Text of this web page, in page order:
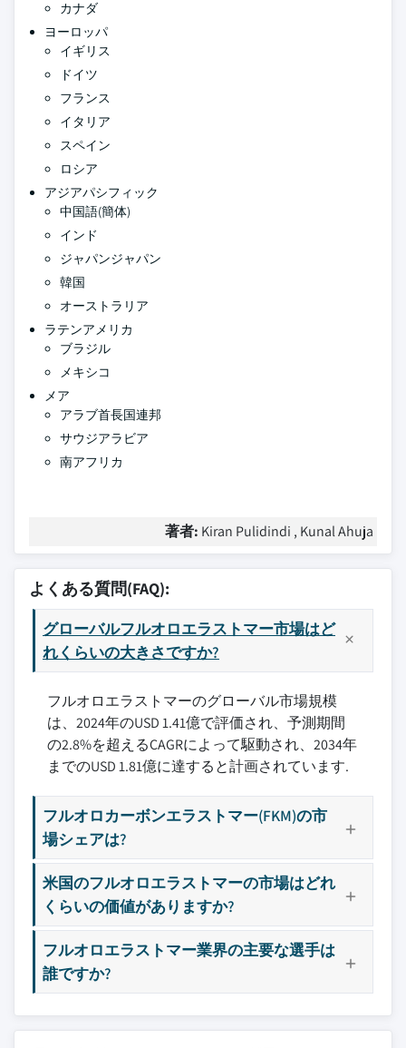
カナダ
ヨーロッパ
イギリス
ドイツ
フランス
イタリア
スペイン
ロシア
アジアパシフィック
中国語(簡体)
インド
ジャパンジャパン
韓国
オーストラリア
ラテンアメリカ
ブラジル
メキシコ
メア
アラブ首長国連邦
サウジアラビア
南アフリカ
著者: Kiran Pulidindi , Kunal Ahuja
よくある質問(FAQ):
グローバルフルオロエラストマー市場はど
れくらいの大きさですか?
フルオロエラストマーのグローバル市場規模
は、2024年のUSD 1.41億で評価され、予測期間
の2.8%を超えるCAGRによって駆動され、2034年
までのUSD 1.81億に達すると計画されています.
フルオロカーボンエラストマー(FKM)の市
場シェアは?
米国のフルオロエラストマーの市場はどれ
くらいの価値がありますか?
フルオロエラストマー業界の主要な選手は
誰ですか?